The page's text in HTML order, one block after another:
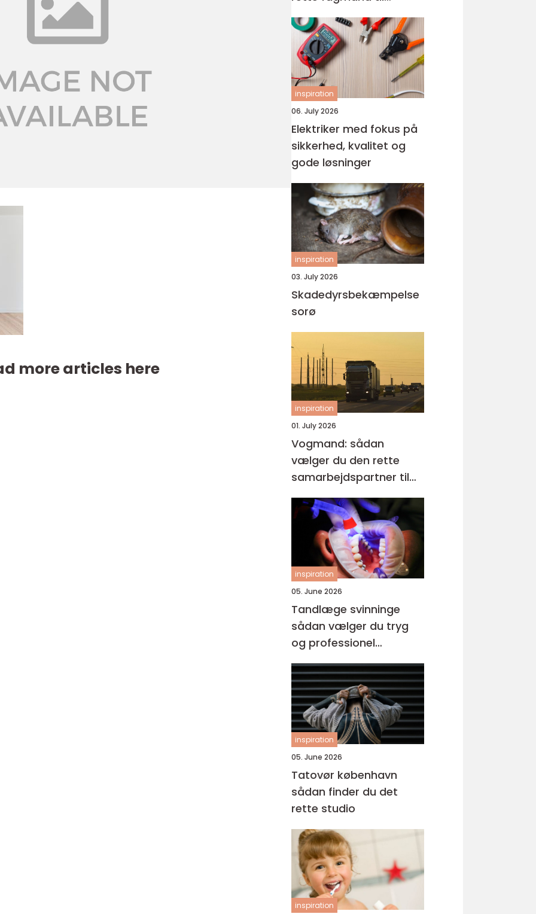
more articles here
glasarbejde
inspiration
06. July 2026
Elektriker med fokus på
sikkerhed, kvalitet og
gode løsninger
inspiration
03. July 2026
Skadedyrsbekæmpelse
sorø
inspiration
01. July 2026
Vogmand: sådan
vælger du den rette
samarbejdspartner til
tunge opgaver
inspiration
05. June 2026
Tandlæge svinninge
sådan vælger du tryg
og professionel
tandpleje
inspiration
05. June 2026
Tatovør københavn
sådan finder du det
rette studio
inspiration